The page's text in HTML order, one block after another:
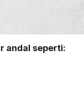
andal seperti: